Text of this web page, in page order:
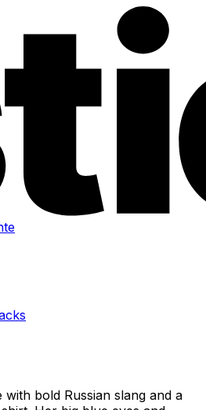
with bold Russian slang and a